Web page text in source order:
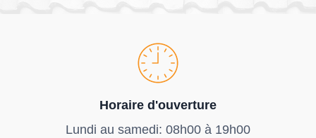
Horaire d'ouverture
Lundi au samedi: 08h00 à 19h00